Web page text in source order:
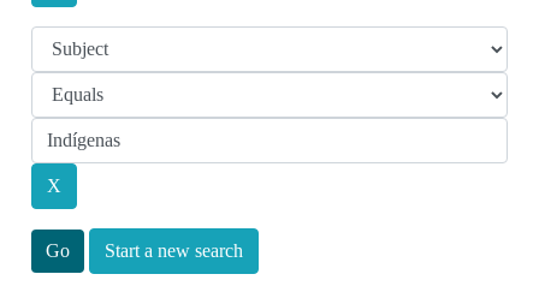
Start a new search